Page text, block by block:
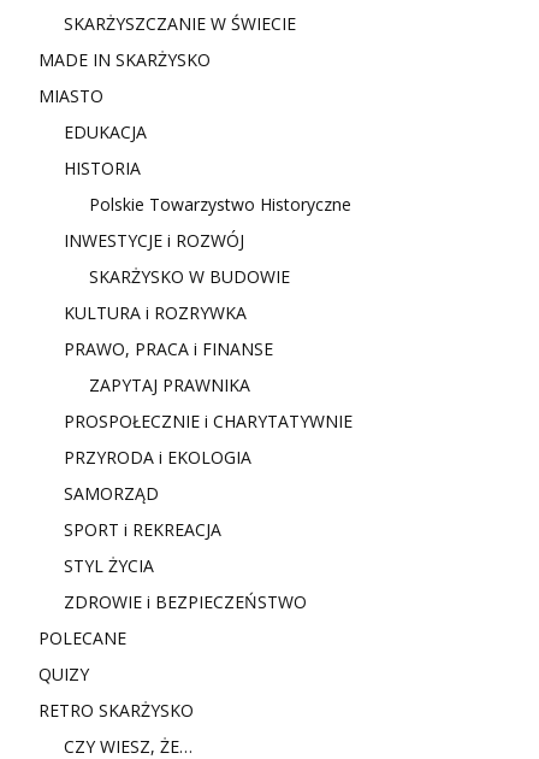
SKARŻYSZCZANIE W ŚWIECIE
MADE IN SKARŻYSKO
MIASTO
EDUKACJA
HISTORIA
Polskie Towarzystwo Historyczne
INWESTYCJE i ROZWÓJ
SKARŻYSKO W BUDOWIE
KULTURA i ROZRYWKA
PRAWO, PRACA i FINANSE
ZAPYTAJ PRAWNIKA
PROSPOŁECZNIE i CHARYTATYWNIE
PRZYRODA i EKOLOGIA
SAMORZĄD
SPORT i REKREACJA
STYL ŻYCIA
ZDROWIE i BEZPIECZEŃSTWO
POLECANE
QUIZY
RETRO SKARŻYSKO
CZY WIESZ, ŻE…